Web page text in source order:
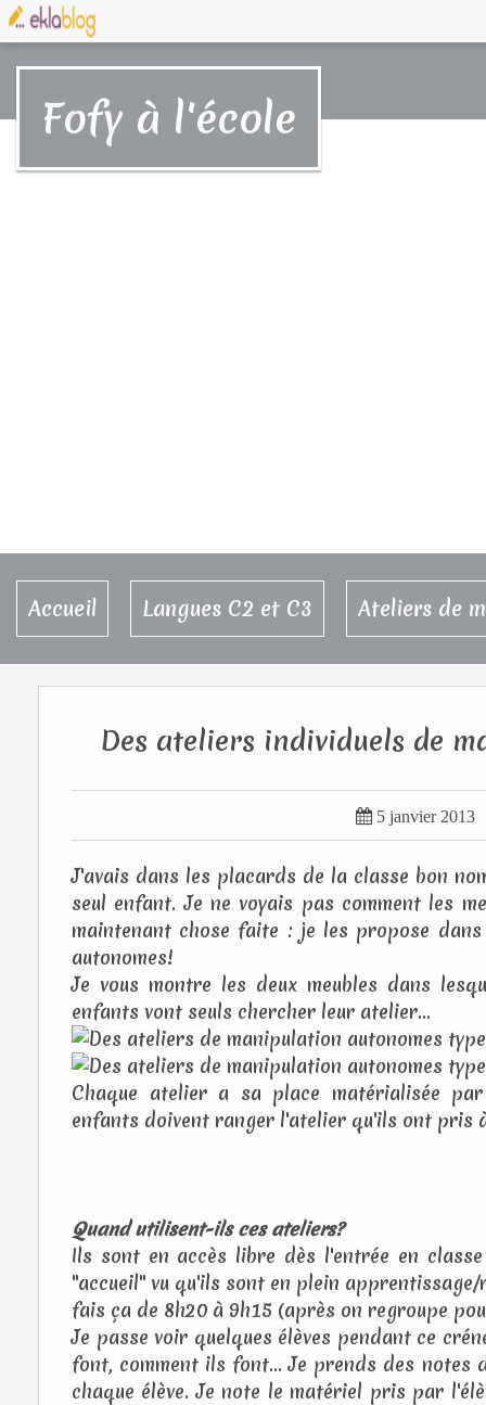
Fofy à l'école
Accueil Langues C2 et C3 Ateliers de
Des ateliers individuels de
 5 janvier 2013
J'avais dans les placards de la classe bon
seul enfant. Je ne voyais pas comment les
maintenant chose faite : je les propose
autonomes!
Je vous montre les deux meubles dans
enfants vont seuls chercher leur atelier...
Chaque atelier a sa place matérialisée
enfants doivent ranger l'atelier qu'ils ont pris
Quand utilisent-ils cesateliers?
Ils sont en accès libre dès l'entrée en
"accueil" vu qu'ils sont en plein
fais ça de 8h20 à 9h15 (après on regroupe
Je passe voir quelques élèves pendant ce
font, comment ils font... Je prends des notes
chaque élève. Je note le matériel pris par